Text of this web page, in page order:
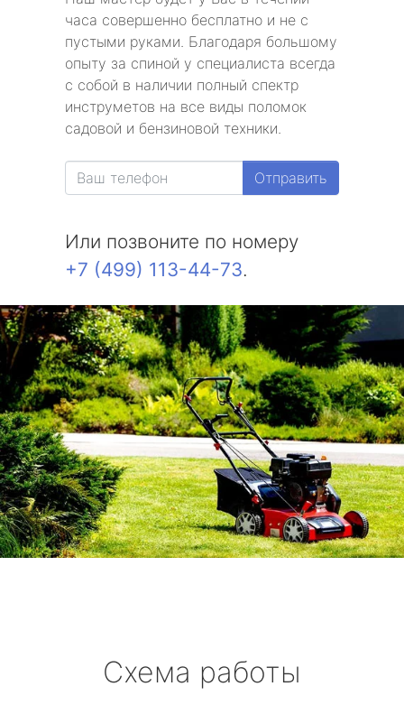
часа совершенно бесплатно и не с
пустыми руками. Благодаря большому
опыту за спиной у специалиста всегда
с собой в наличии полный спектр
инструметов на все виды поломок
садовой и бензиновой техники.
Отправить
Или позвоните по номеру
+7 (499) 113-44-73.
Схема работы